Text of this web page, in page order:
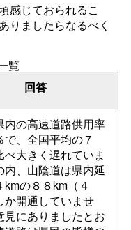
感じておられるこ
りましたらなるべく
回答
覧
の高速道路供用率
で、全国平均の７
べ大きく遅れていま
内、山陰道は県内延
kmの８８km（４
か開通していませ
見にありましたとお